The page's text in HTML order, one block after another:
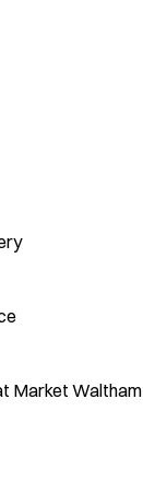
Market Waltham